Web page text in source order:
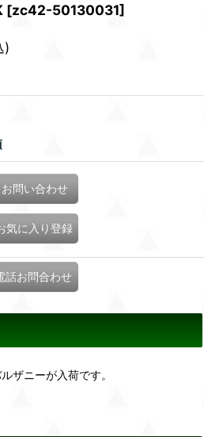
[zc42-50130031]
)
お問い合わせ
気に入り登録
話お問合わせ
ザニーが入荷です。